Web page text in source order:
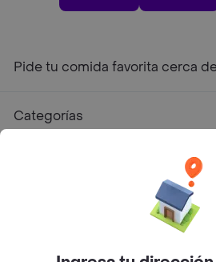
Pide tu comida favorita cerca
Categorías